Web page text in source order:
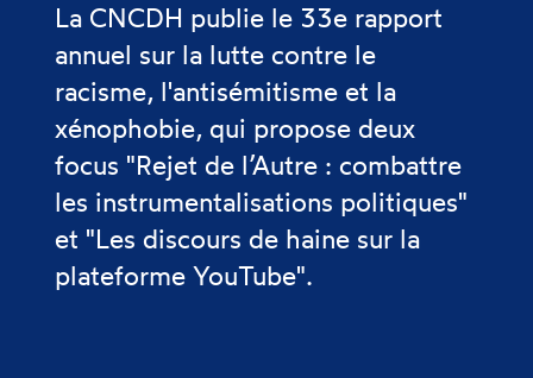
La CNCDH publie le 33e rapport
annuel sur la lutte contre le
racisme, l'antisémitisme et la
xénophobie, qui propose deux
focus "Rejet de l’Autre : combattre
les instrumentalisations politiques"
et "Les discours de haine sur la
plateforme YouTube".